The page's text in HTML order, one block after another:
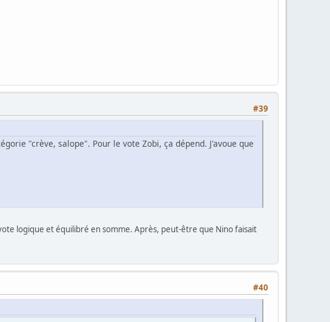
#39
"crève, salope". Pour le vote Zobi, ça dépend. J'avoue que
logique et équilibré en somme. Après, peut-être que Nino faisait
#40